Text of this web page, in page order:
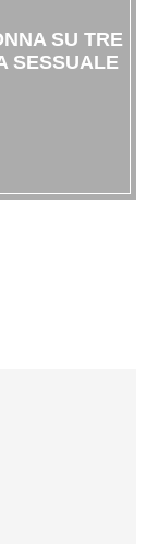
SU TRE
SESSUALE